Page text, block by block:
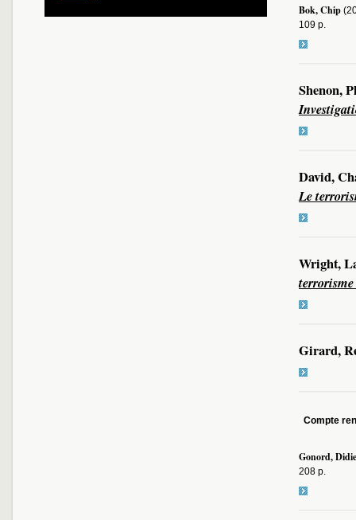
Bok, Chip
109 p.
Shenon,
David,
Le
Wright,
Girard,
Compte
Gonord,
208 p.